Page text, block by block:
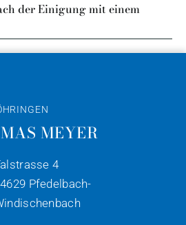
der Einigung mit einem
MEYER
4
Pfedelbach-